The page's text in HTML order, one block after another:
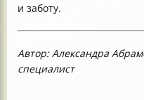
и заботу.
Автор: Александра
специалист